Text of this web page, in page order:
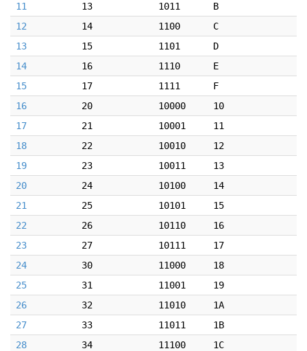
11
13 1011
B
12
14 1100
C
13
15 1101
D
14
16 1110
E
15
17 1111
F
16
20 10000
10
17
21 10001
11
18
22 10010
12
19
23 10011
13
20
24 10100
14
21
25 10101
15
22
26 10110
16
23
27 10111
17
24
30 11000
18
25
31 11001
19
26
32 11010
1A
27
33 11011
1B
28
34 11100
1C